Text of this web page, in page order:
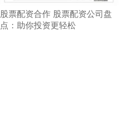
股票配资合作 股票配资公司盘
点：助你投资更轻松